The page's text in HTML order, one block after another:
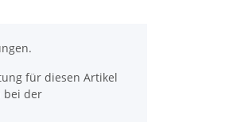
für diesen Artikel
bei der